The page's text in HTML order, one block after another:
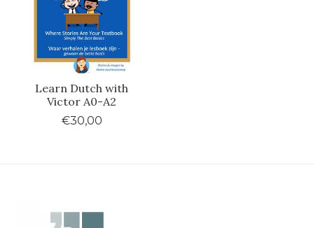
Learn Dutch with
Victor A0-A2
€30,00